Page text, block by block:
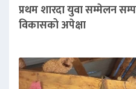
प्रथम शारदा युवा सम्मेलन
विकासको अपेक्षा